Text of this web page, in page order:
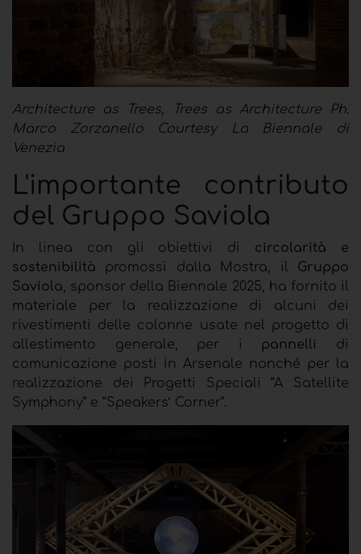
Architecture as Trees, Trees as Architecture Ph.
Marco Zorzanello Courtesy La Biennale di
Venezia
L'importante contributo
del Gruppo Saviola
In linea con gli obiettivi di circolarità e
sostenibilità promossi dalla Mostra, il Gruppo
Saviola, sponsor della Biennale 2025, ha fornito il
materiale per la realizzazione di alcuni dei
rivestimenti delle colonne usate nel progetto di
allestimento generale, per i pannelli
di
comunicazione posti in Arsenale nonché per la
realizzazione dei Progetti Speciali “A Satellite
Symphony” e “Speakers’ Corner”.